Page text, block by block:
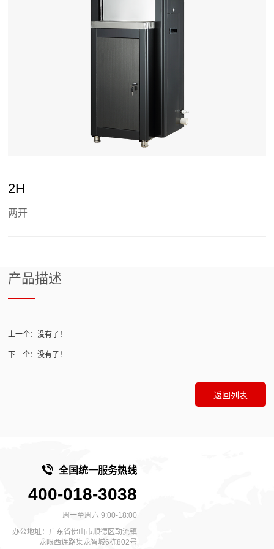
2H
两开
产品描述
上一个：没有了！
下一个：没有了！
返回列表
全国统一服务热线
400-018-3038
周一至周六 9:00-18:00
办公地址：广东省佛山市顺德区勒流镇
龙眼西连路集龙智城6栋802号